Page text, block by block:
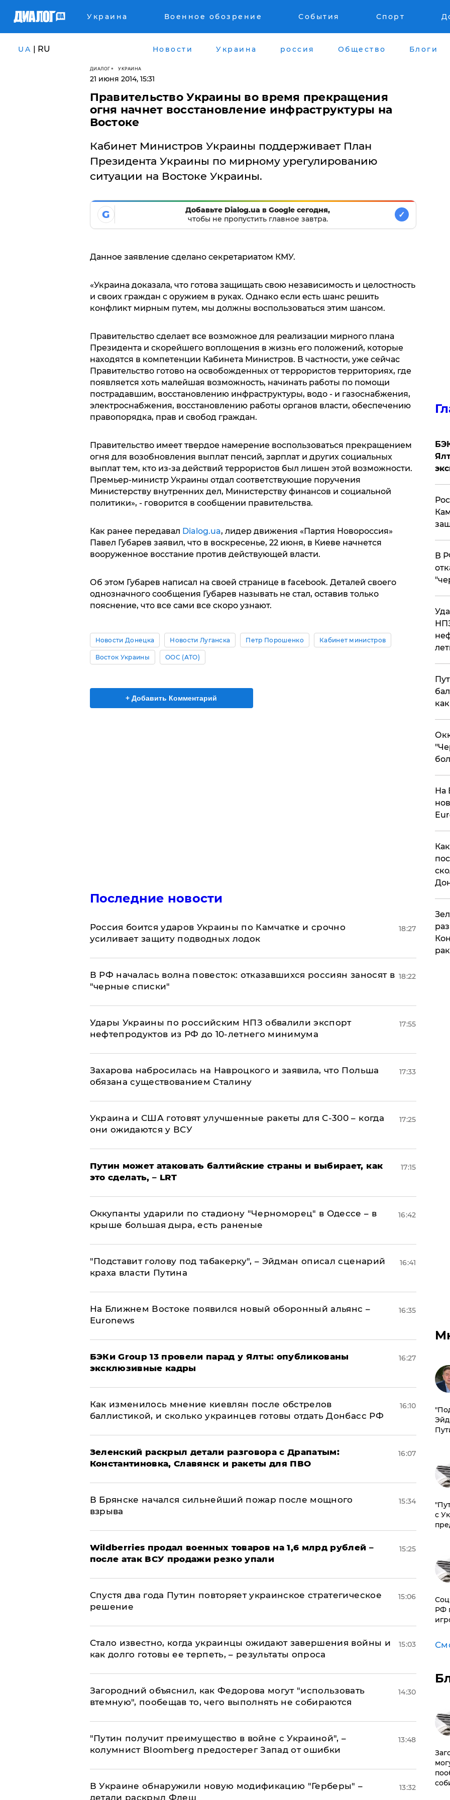
Украина Военное обозрение События Спорт
UA | RU Новости Украина россия Общество Блоги
ДИАЛОГ УКРАИНА
21 июня 2014, 15:31
Правительство Украины во время прекращения
огня начнет восстановление инфраструктуры на
Востоке
Кабинет Министров Украины поддерживает План
Президента Украины по мирному урегулированию
ситуации на Востоке Украины.
G
Добавьте Dialog.ua в Google сегодня,
чтобы не пропустить главное завтра.
✓
Данное заявление сделано секретариатом КМУ.
«Украина доказала, что готова защищать свою независимость и целостность
и своих граждан с оружием в руках. Однако если есть шанс решить
конфликт мирным путем, мы должны воспользоваться этим шансом.
Правительство сделает все возможное для реализации мирного плана
Президента и скорейшего воплощения в жизнь его положений, которые
находятся в компетенции Кабинета Министров. В частности, уже сейчас
Правительство готово на освобожденных от террористов территориях, где
появляется хоть малейшая возможность, начинать работы по помощи
пострадавшим, восстановлению инфраструктуры, водо - и газоснабжения,
электроснабжения, восстановлению работы органов власти, обеспечению
правопорядка, прав и свобод граждан.
Правительство имеет твердое намерение воспользоваться прекращением
огня для возобновления выплат пенсий, зарплат и других социальных
выплат тем, кто из-за действий террористов был лишен этой возможности.
Премьер-министр Украины отдал соответствующие поручения
Министерству внутренних дел, Министерству финансов и социальной
политики», - говорится в сообщении правительства.
Как ранее передавал Dialog.ua, лидер движения «Партия Новороссия»
Павел Губарев заявил, что в воскресенье, 22 июня, в Киеве начнется
вооруженное восстание против действующей власти.
Об этом Губарев написал на своей странице в facebook. Деталей своего
однозначного сообщения Губарев называть не стал, оставив только
пояснение, что все сами все скоро узнают.
Новости Донецка Новости Луганска Петр Порошенко Кабинет министров
Восток Украины ООС (АТО)
+ Добавить Комментарий
Последние новости
Россия боится ударов Украины по Камчатке и срочно
усиливает защиту подводных лодок
18:27
​В РФ началась волна повесток: отказавшихся россиян заносят в
"черные списки"
18:22
Удары Украины по российским НПЗ обвалили экспорт
нефтепродуктов из РФ до 10-летнего минимума
17:55
​Захарова набросилась на Навроцкого и заявила, что Польша
обязана существованием Сталину
17:33
Украина и США готовят улучшенные ракеты для С-300 – когда
они ожидаются у ВСУ
17:25
Путин может атаковать балтийские страны и выбирает, как
это сделать, – LRT
17:15
Оккупанты ударили по стадиону "Черноморец" в Одессе – в
крыше большая дыра, есть раненые
16:42
​"Подставит голову под табакерку", – Эйдман описал сценарий
краха власти Путина
16:41
На Ближнем Востоке появился новый оборонный альянс –
Euronews
16:35
​БЭКи Group 13 провели парад у Ялты: опубликованы
эксклюзивные кадры
16:27
Как изменилось мнение киевлян после обстрелов
баллистикой, и сколько украинцев готовы отдать Донбасс РФ
16:10
​Зеленский раскрыл детали разговора с Драпатым:
Константиновка, Славянск и ракеты для ПВО
16:07
В Брянске начался сильнейший пожар после мощного
взрыва
15:34
​Wildberries продал военных товаров на 1,6 млрд рублей –
после атак ВСУ продажи резко упали
15:25
Спустя два года Путин повторяет украинское стратегическое
решение
15:06
Стало известно, когда украинцы ожидают завершения войны и
как долго готовы ее терпеть, – результаты опроса
15:03
Загородний объяснил, как Федорова могут "использовать
втемную", пообещав то, чего выполнять не собираются
14:30
"Путин получит преимущество в войне с Украиной", –
колумнист Bloomberg предостерег Запад от ошибки
13:48
В Украине обнаружили новую модификацию "Герберы" –
детали раскрыл Флеш
13:32
​В
На
с
РФ